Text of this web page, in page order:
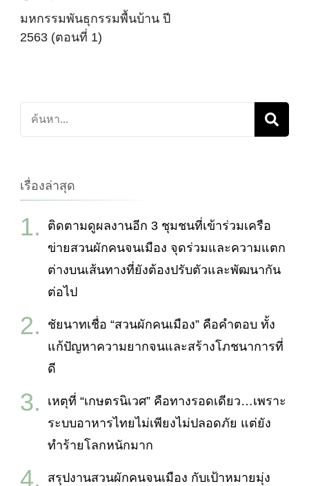
มหกรรมพันธุกรรมพื้นบ้าน ปี
2563 (ตอนที่ 1)
ค้นหา
เกี่ยว
เรื่องล่าสุด
ติดตามดูผลงานอีก 3 ชุมชนที่เข้าร่วมเครือ
ข่ายสวนผักคนจนเมือง จุดร่วมและความแตก
ต่างบนเส้นทางที่ยังต้องปรับตัวและพัฒนากัน
ต่อไป
ชัยนาทเชื่อ “สวนผักคนเมือง” คือคำตอบ ทั้ง
แก้ปัญหาความยากจนและสร้างโภชนาการที่
ดี
เหตุที่ “เกษตรนิเวศ” คือทางรอดเดียว…เพราะ
ระบบอาหารไทยไม่เพียงไม่ปลอดภัย แต่ยัง
ทำร้ายโลกหนักมาก
สรุปงานสวนผักคนจนเมือง กับเป้าหมายมุ่ง